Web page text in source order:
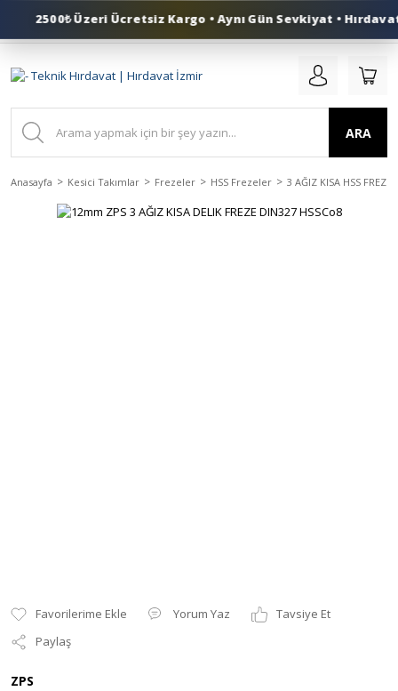
0 (553) 324 41 50
ARA
Anasayfa Kesici Takımlar Frezeler HSS Frezeler 3 AĞIZ KISA HSS
Yorum Yaz
Tavsiye Et
Paylaş
ZPS
2500₺ Üzeri Ücretsiz Kargo • Aynı Gün Sevkiyat •